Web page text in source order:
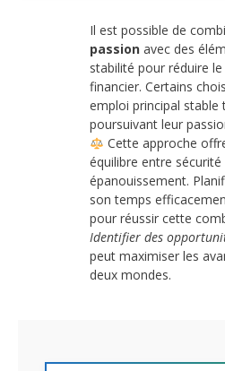
Il est possible de
passion avec des
stabilité pour réduire le
financier. Certains
emploi principal stable
poursuivant leur
Cette approche
équilibre entre sécurité
épanouissement.
son temps
pour réussir cette
Identifier des
peut maximiser les
deux mondes.